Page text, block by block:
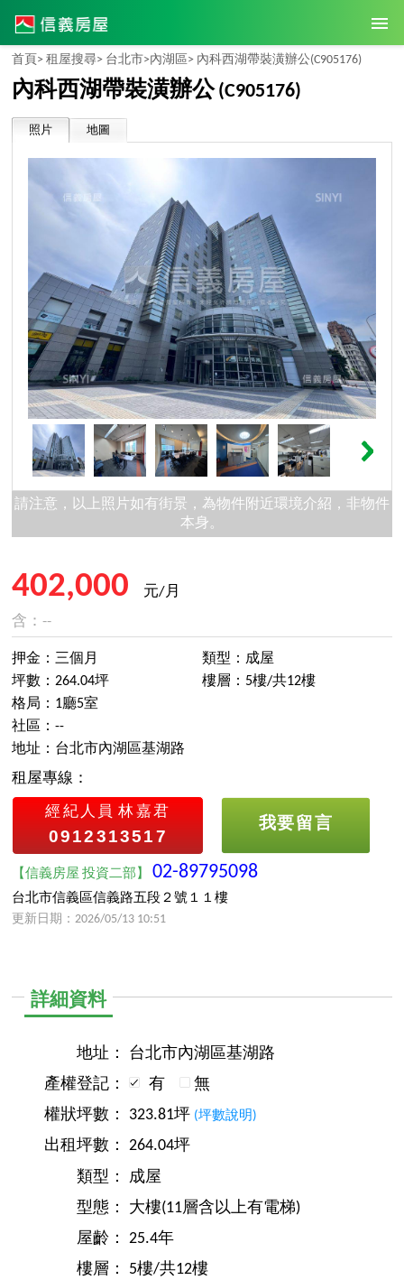
首頁> 租屋搜尋> 台北市>內湖區> 內科西湖帶裝潢辦公(C905176)
內科西湖帶裝潢辦公 (C905176)
照片 地圖
請注意，以上照片如有街景，為物件附近環境介紹，非物件
本身。
402,000
元/月
含：--
押金：三個月
坪數：264.04坪
類型：成屋
樓層：5樓/共12樓
格局：1廳5室
社區：--
地址：台北市內湖區基湖路
租屋專線：
經紀人員 林嘉君
0912313517
我要留言
【信義房屋 投資二部】02-89795098
台北市信義區信義路五段２號１１樓
更新日期：2026/05/13 10:51
詳細資料
地址：
台北市內湖區基湖路
產權登記：
有
無
權狀坪數：
323.81坪 (坪數說明)
出租坪數：
264.04坪
類型：
成屋
型態：
大樓(11層含以上有電梯)
屋齡：
25.4年
樓層：
5樓/共12樓